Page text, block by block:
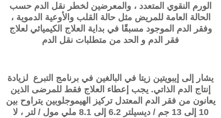
الورم النقوي المتعدد ، والمعرضين لخطر نقل الدم حسب
الحالة العامة للمريض مثل حالة القلب والأوعية الدموية ،
وفقر الدم الموجود مسبقًا في بداية العلاج الكيميائي لعلاج
فقر الدم و الحد من متطلبات نقل الدم
يشار إلى إيبويتين زيتا في البالغين في برنامج التبرع لزيادة
إنتاج الدم الذاتي. يجب إعطاء العلاج فقط للمرضى الذين
يعانون من فقر الدم المعتدل تركيز الهيموجلوبين يتراوح بين
10 إلى 13 جم / ديسيلتر 6.2 إلى 8.1 ملي مول / لتر ، لا